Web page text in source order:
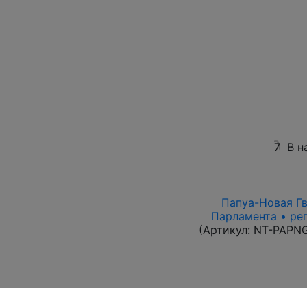
7 В
Папуа-Новая
Парламента •
(Артикул: NT-